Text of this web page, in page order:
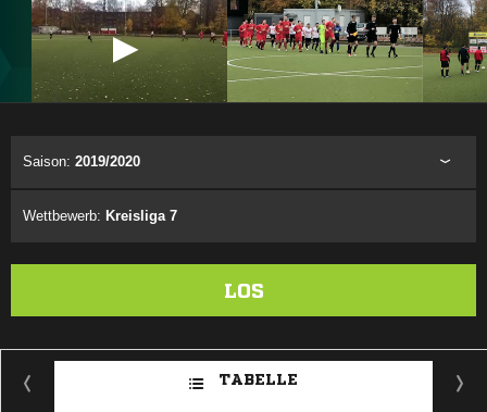
Saison: 2019/2020
Wettbewerb: Kreisliga 7
LOS
TABELLE